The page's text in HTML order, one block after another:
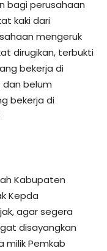
bagi perusahaan
kaki dari
mengeruk
dirugikan, terbukti
bekerja di
belum
bekerja di
Kabupaten
Kepda
agar segera
disayangkan
milik Pemkab